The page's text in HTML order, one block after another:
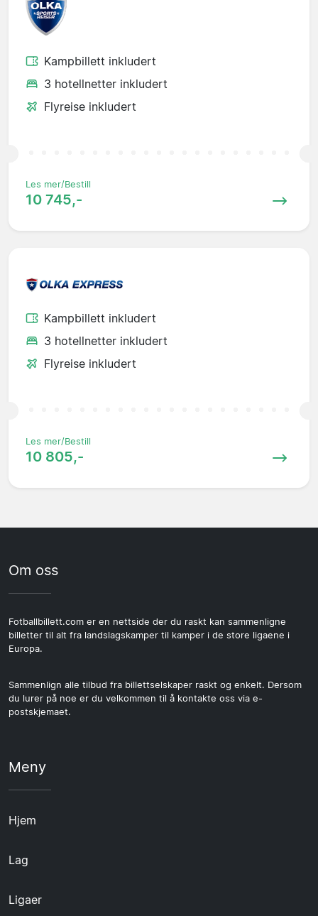
Kampbillett inkludert
3 hotellnetter inkludert
Flyreise inkludert
Les mer/Bestill
10 745,-
Kampbillett inkludert
3 hotellnetter inkludert
Flyreise inkludert
Les mer/Bestill
10 805,-
Om oss
Fotballbillett.com er en nettside der du raskt kan sammenligne
billetter til alt fra landslagskamper til kamper i de store ligaene i
Europa.
Sammenlign alle tilbud fra billettselskaper raskt og enkelt. Dersom
du lurer på noe er du velkommen til å kontakte oss via e-
postskjemaet.
Meny
Hjem
Lag
Ligaer